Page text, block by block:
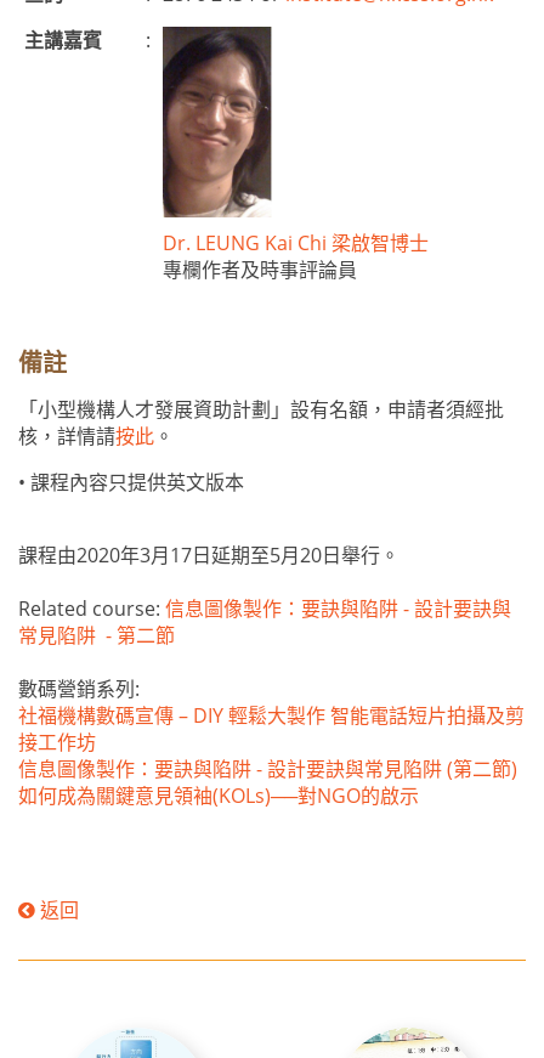
主講嘉賓
:
Dr. LEUNG Kai Chi 梁啟智博士
專欄作者及時事評論員
備註
「小型機構人才發展資助計劃」設有名額，申請者須經批
核，詳情請按此 。
• 課程內容只提供英文版本
課程由2020年3月17日延期至5月20日舉行。
Related course: 信息圖像製作：要訣與陷阱 - 設計要訣與
常見陷阱 - 第二節
數碼營銷系列:
社福機構數碼宣傳 – DIY 輕鬆大製作 智能電話短片拍攝及剪
接工作坊
信息圖像製作：要訣與陷阱 - 設計要訣與常見陷阱 (第二節)
如何成為關鍵意見領袖(KOLs)──對NGO的啟示
返回